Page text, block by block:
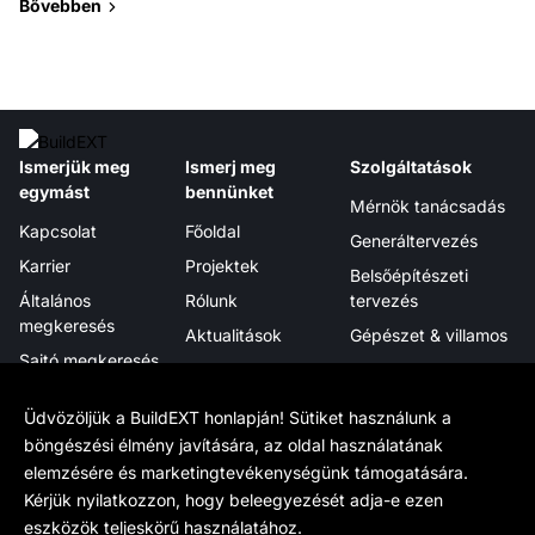
Bővebben
Ismerjük meg
egymást
Kapcsolat
Karrier
Általános
megkeresés
Sajtó megkeresés
Ismerj meg
bennünket
Főoldal
Projektek
Rólunk
Aktualitások
Megjelenéseink
elismerések
Szolgáltatások
Mérnök tanácsadás
Generáltervezés
Belsőépítészeti
tervezés
Gépészet & villamos
Projektmenedzsment
Tudj meg többet
Munkamódszerünk
Hivatalos
Adatkezelés
Kövess minket
LinkedIn
Üdvözöljük a BuildEXT honlapján! Sütiket használunk a
böngészési élmény javítására, az oldal használatának
elemzésére és marketingtevékenységünk támogatására.
Kérjük nyilatkozzon, hogy beleegyezését adja-e ezen
eszközök teljeskörű használatához.